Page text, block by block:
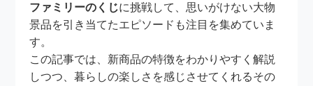
ファミリーのくじに挑戦して、思いがけない大物
景品を引き当てたエピソードも注目を集めていま
す。
この記事では、新商品の特徴をわかりやすく解説
しつつ、暮らしの楽しさを感じさせてくれるその